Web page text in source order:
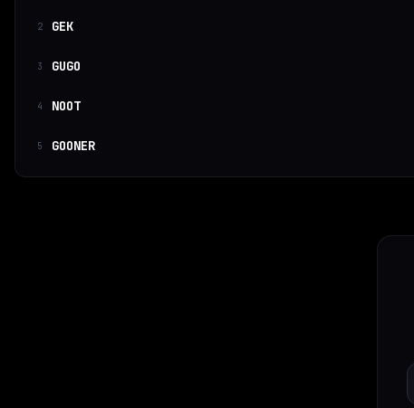
2 GEK
3 GUGO
4 NOOT
5 GOONER